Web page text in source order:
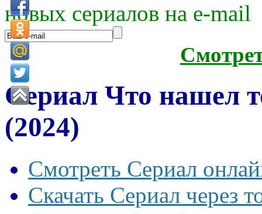
новых сериалов на e-mаil
Сериал Что нашел
(2024)
Смотреть Сериал
Скачать Сериал через